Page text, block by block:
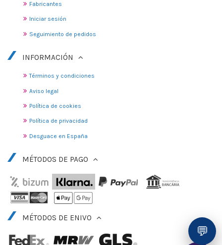
Fabricantes
Iniciar sesión
Seguimiento de pedidos
INFORMACIÓN
Términos y condiciones
Aviso legal
Política de cookies
Política de privacidad
Desguace en España
MÉTODOS DE PAGO
MÉTODOS DE ENIVO
💬